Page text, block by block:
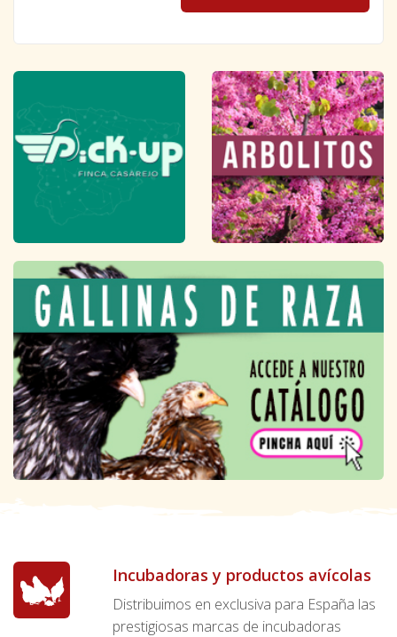
Incubadoras y productos avícolas
Distribuimos en exclusiva para España las
prestigiosas marcas de incubadoras